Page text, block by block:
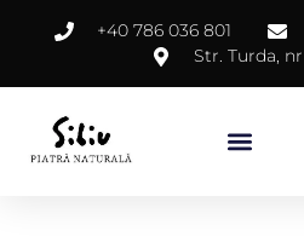
+40 786 036 801
Str. Turda, nr